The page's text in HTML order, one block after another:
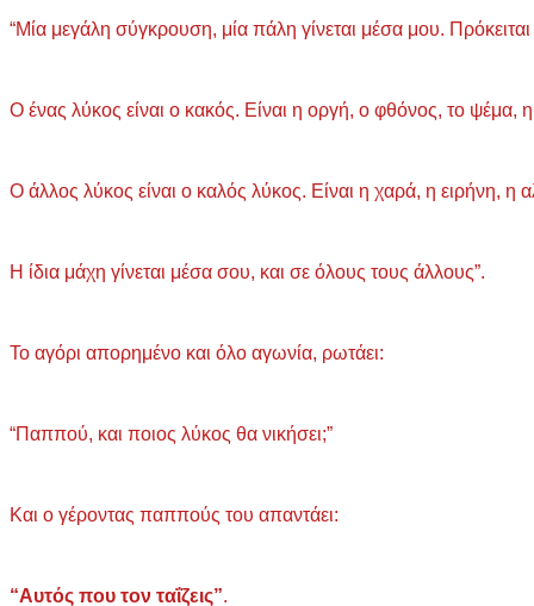
“Μία μεγάλη σύγκρουση, μία πάλη γίνεται μέσα μου.
Ο ένας λύκος είναι ο κακός. Είναι η οργή, ο φθόνος, το
Ο άλλος λύκος είναι ο καλός λύκος. Είναι η χαρά, η ειρήνη,
Η ίδια μάχη γίνεται μέσα σου, και σε όλους τους άλλους”.
Το αγόρι απορημένο και όλο αγωνία, ρωτάει:
“Παππού, και ποιος λύκος θα νικήσει;”
Και ο γέροντας παππούς του απαντάει:
“Αυτός που τον ταΐζεις”.